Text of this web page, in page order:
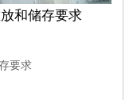
和储存要求
要求